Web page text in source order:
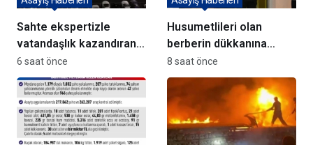
Sahte ekspertizle
vatandaşlık kazandıran
72 şüpheli adliyeye sevk
edildi
6 saat önce
Husumetlileri olan
berberin dükkanına
kurşun yağdırıp kaçtılar
8 saat önce